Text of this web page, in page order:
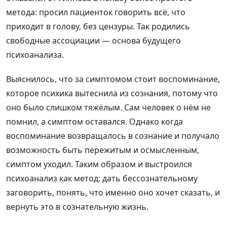
метода: просил пациенток говорить всё, что
приходит в голову, без цензуры. Так родились
свободные ассоциации — основа будущего
психоанализа.
Выяснилось, что за симптомом стоит воспоминание,
которое психика вытеснила из сознания, потому что
оно было слишком тяжёлым. Сам человек о нём не
помнил, а симптом оставался. Однако когда
воспоминание возвращалось в сознание и получало
возможность быть пережитым и осмысленным,
симптом уходил. Таким образом и выстроился
психоанализ как метод: дать бессознательному
заговорить, понять, что именно оно хочет сказать, и
вернуть это в сознательную жизнь.